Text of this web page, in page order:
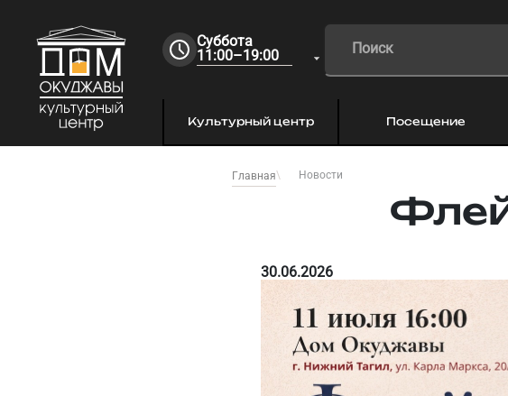
Суббота
11:00–19:00
Культурный центр Посещение
Главная Новости
30.06.2026